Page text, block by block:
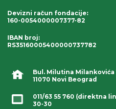
Bul. Milutina Milankovića
11070 Novi Beograd
011/63 55 760 (direktna
30-30
Devizni račun fondacije:
160-0054000007377-82
IBAN broj:
RS35160005400000737782